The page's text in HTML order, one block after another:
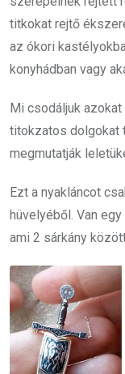
titkokat rejtő
az ókori
konyhádban vagy
Mi csodáljuk
titokzatos dolgokat
megmutatják
Ezt a nyakláncot
hüvelyéből. Van
ami 2 sárkány